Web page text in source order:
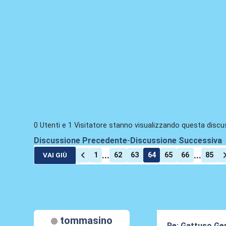
0 Utenti e 1 Visitatore stanno visualizzando questa
Discussione Precedente- Discussione Successiva
VAI GIÙ 1 ... 62 63 64 65 66 ... 85
tommasino